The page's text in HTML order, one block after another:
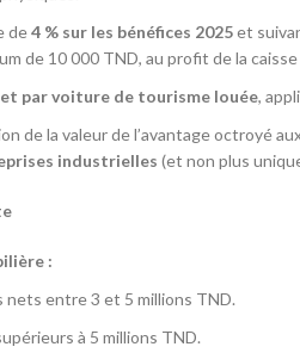
de4 % sur les bénéfices 2025et
de 10 000 TND, au profit de la
par voiture de tourisme louée,
de la valeur de l’avantage octroyé
industrielles (et non plus
:
nets entre 3 et 5 millions TND.
à 5 millions TND.